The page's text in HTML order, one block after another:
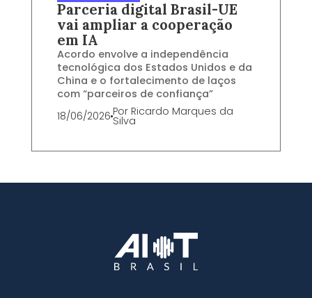
Parceria digital Brasil-UE
vai ampliar a cooperação
em IA
Acordo envolve a independência
tecnológica dos Estados Unidos e da
China e o fortalecimento de laços
com “parceiros de confiança”
18/06/2026 Por Ricardo Marques da
Silva